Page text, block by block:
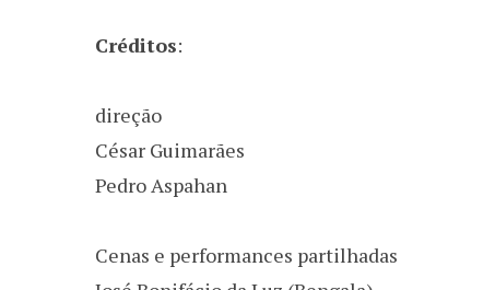
Créditos:
direção
César Guimarães
Pedro Aspahan
Cenas e performances partilhadas